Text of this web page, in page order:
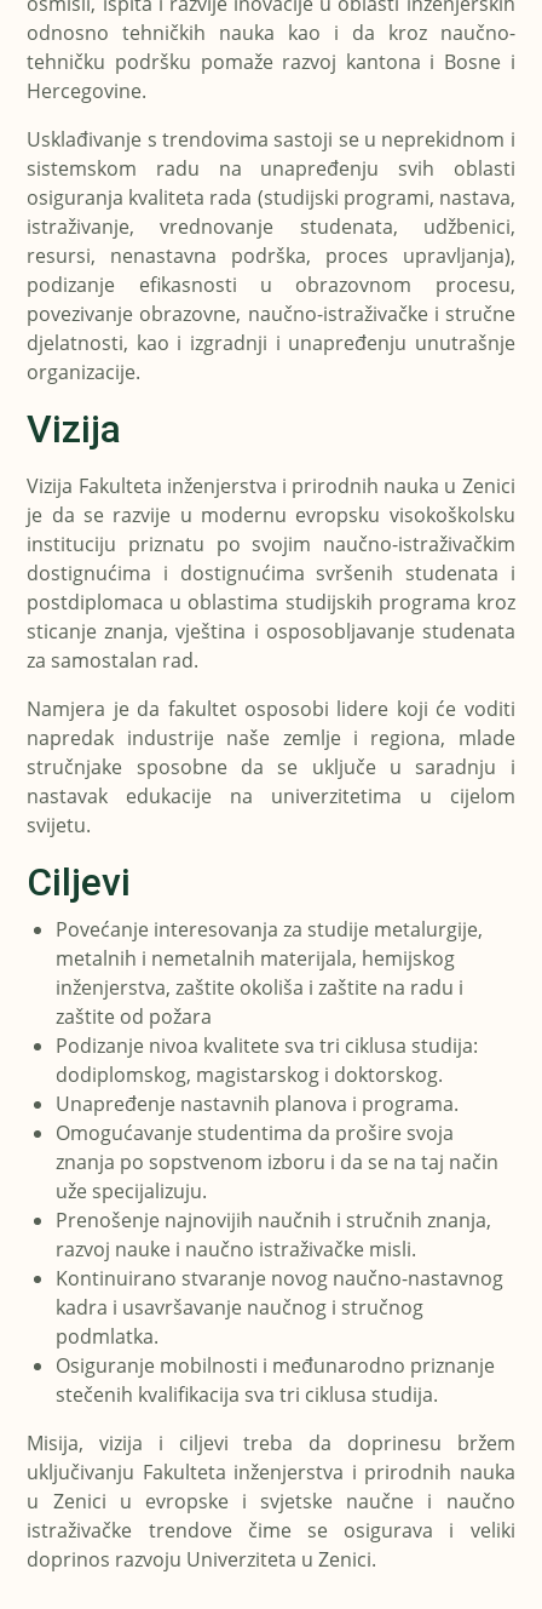
odnosno tehničkih nauka kao i da kroz naučno-
tehničku podršku pomaže razvoj kantona i Bosne i
Hercegovine.
Usklađivanje s trendovima sastoji se u neprekidnom i
sistemskom radu na unapređenju svih oblasti
osiguranja kvaliteta rada (studijski programi, nastava,
istraživanje, vrednovanje studenata, udžbenici,
resursi, nenastavna podrška, proces upravljanja),
podizanje efikasnosti u obrazovnom procesu,
povezivanje obrazovne, naučno-istraživačke i stručne
djelatnosti, kao i izgradnji i unapređenju unutrašnje
organizacije.
Vizija
Vizija Fakulteta inženjerstva i prirodnih nauka u Zenici
je da se razvije u modernu evropsku visokoškolsku
instituciju priznatu po svojim naučno-istraživačkim
dostignućima i dostignućima svršenih studenata i
postdiplomaca u oblastima studijskih programa kroz
sticanje znanja, vještina i osposobljavanje studenata
za samostalan rad.
Namjera je da fakultet osposobi lidere koji će voditi
napredak industrije naše zemlje i regiona, mlade
stručnjake sposobne da se uključe u saradnju i
nastavak edukacije na univerzitetima u cijelom
svijetu.
Ciljevi
Povećanje interesovanja za studije metalurgije,
metalnih i nemetalnih materijala, hemijskog
inženjerstva, zaštite okoliša i zaštite na radu i
zaštite od požara
Podizanje nivoa kvalitete sva tri ciklusa studija:
dodiplomskog, magistarskog i doktorskog.
Unapređenje nastavnih planova i programa.
Omogućavanje studentima da prošire svoja
znanja po sopstvenom izboru i da se na taj način
uže specijalizuju.
Prenošenje najnovijih naučnih i stručnih znanja,
razvoj nauke i naučno istraživačke misli.
Kontinuirano stvaranje novog naučno-nastavnog
kadra i usavršavanje naučnog i stručnog
podmlatka.
Osiguranje mobilnosti i međunarodno priznanje
stečenih kvalifikacija sva tri ciklusa studija.
Misija, vizija i ciljevi treba da doprinesu bržem
uključivanju Fakulteta inženjerstva i prirodnih nauka
u Zenici u evropske i svjetske naučne i naučno
istraživačke trendove čime se osigurava i veliki
doprinos razvoju Univerziteta u Zenici.